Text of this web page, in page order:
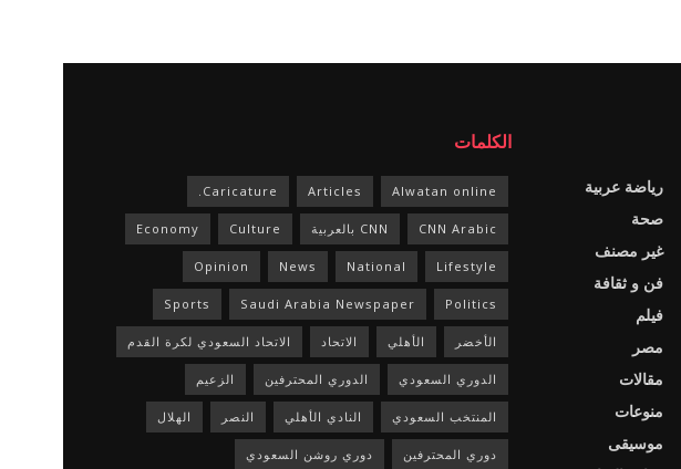
رياضة عربية
صحة
غير مصنف
فن و ثقافة
فيلم
مصر
مقالات
منوعات
موسيقى
الكلمات
Alwatan online
Articles
Caricature.
CNN Arabic CNN بالعربية Culture
Economy
Lifestyle
National
News
Opinion
Politics
Saudi Arabia Newspaper
Sports
الأخضر الأهلي الاتحاد الاتحاد السعودي لكرة القدم
الدوري السعودي الدوري المحترفين الزعيم
المنتخب السعودي النادي الأهلي النصر الهلال
دوري المحترفين دوري روشن السعودي